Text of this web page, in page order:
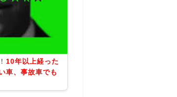
10年以上経った
車、事故車でも